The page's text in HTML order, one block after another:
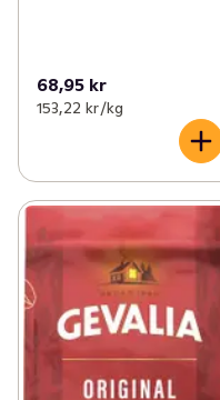
68,95 kr
153,22 kr /kg